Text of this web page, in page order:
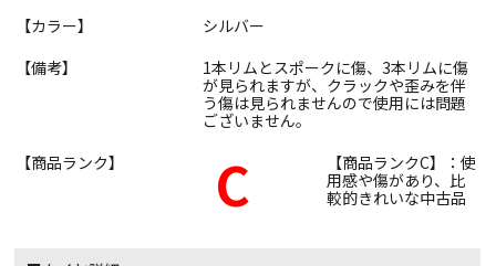
【カラー】
シルバー
【備考】
1本リムとスポークに傷、3本リムに傷
が見られますが、クラックや歪みを伴
う傷は見られませんので使用には問題
ございません。
【商品ランク】
C
【商品ランクC】：使
用感や傷があり、比
較的きれいな中古品